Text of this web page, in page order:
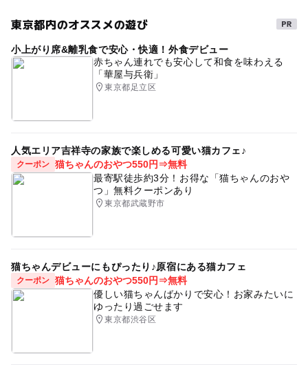
東京都内のオススメの遊び
小上がり席&離乳食で安心・快適！外食デビュー
赤ちゃん連れでも安心して和食を味わえる
「華屋与兵衛」
東京都足立区
人気エリア吉祥寺の家族で楽しめる可愛い猫カフェ♪
クーポン 猫ちゃんのおやつ550円⇒無料
最寄駅徒歩約3分！お得な「猫ちゃんのおや
つ」無料クーポンあり
東京都武蔵野市
猫ちゃんデビューにもぴったり♪原宿にある猫カフェ
クーポン 猫ちゃんのおやつ550円⇒無料
優しい猫ちゃんばかりで安心！お家みたいに
ゆったり過ごせます
東京都渋谷区